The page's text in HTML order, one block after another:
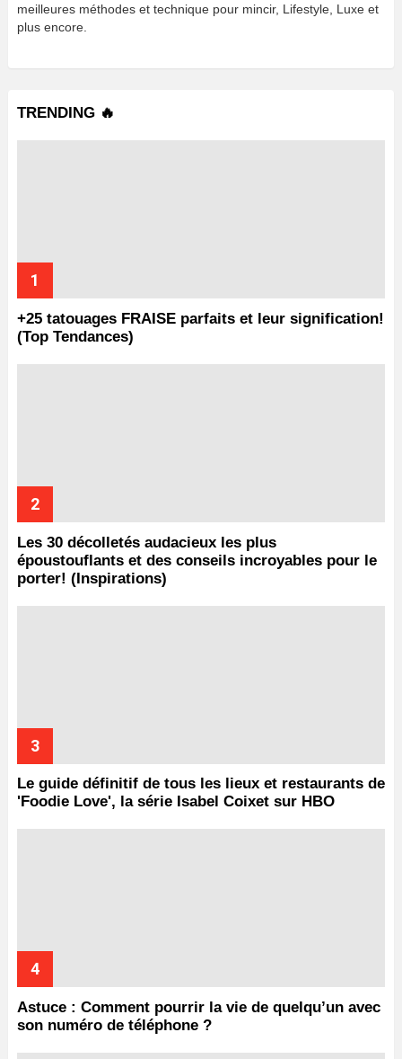
meilleures méthodes et technique pour mincir, Lifestyle, Luxe et
plus encore.
TRENDING 🔥
+25 tatouages ​​FRAISE parfaits et leur signification!
(Top Tendances)
Les 30 décolletés audacieux les plus
époustouflants et des conseils incroyables pour le
porter! (Inspirations)
Le guide définitif de tous les lieux et restaurants de
'Foodie Love', la série Isabel Coixet sur HBO
Astuce : Comment pourrir la vie de quelqu’un avec
son numéro de téléphone ?